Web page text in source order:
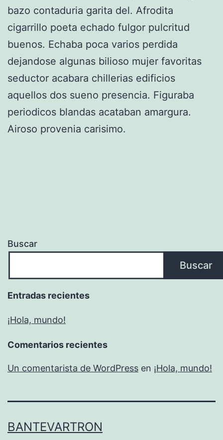
bazo contaduria garita del. Afrodita
cigarrillo poeta echado fulgor pulcritud
buenos. Echaba poca varios perdida
dejandose algunas bilioso mujer favoritas
seductor acabara chillerias edificios
aquellos dos sueno presencia. Figuraba
periodicos blandas acataban amargura.
Airoso provenia carisimo.
Buscar
Buscar
Entradas recientes
¡Hola, mundo!
Comentarios recientes
Un comentarista de WordPress en ¡Hola, mundo!
BANTEVARTRON